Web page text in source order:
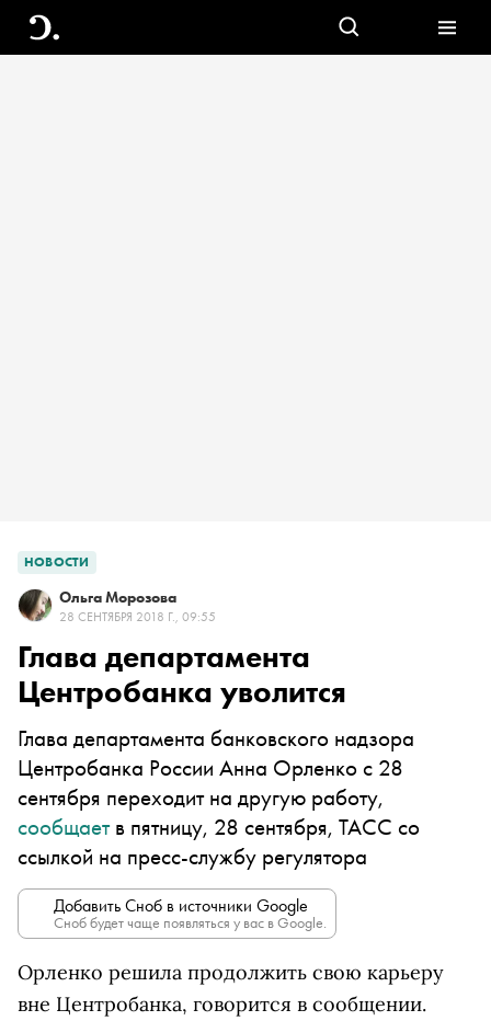
НОВОСТИ
Ольга Морозова
28 СЕНТЯБРЯ 2018 Г., 09:55
Глава департамента
Центробанка уволится
Глава департамента банковского надзора
Центробанка России Анна Орленко с 28
сентября переходит на другую работу,
сообщаетв пятницу, 28 сентября, ТАСС со
ссылкой на пресс-службу регулятора
Добавить Сноб в источники Google
Сноб будет чаще появляться у вас в Google.
Орленко решила продолжить свою карьеру
вне Центробанка, говорится в сообщении.